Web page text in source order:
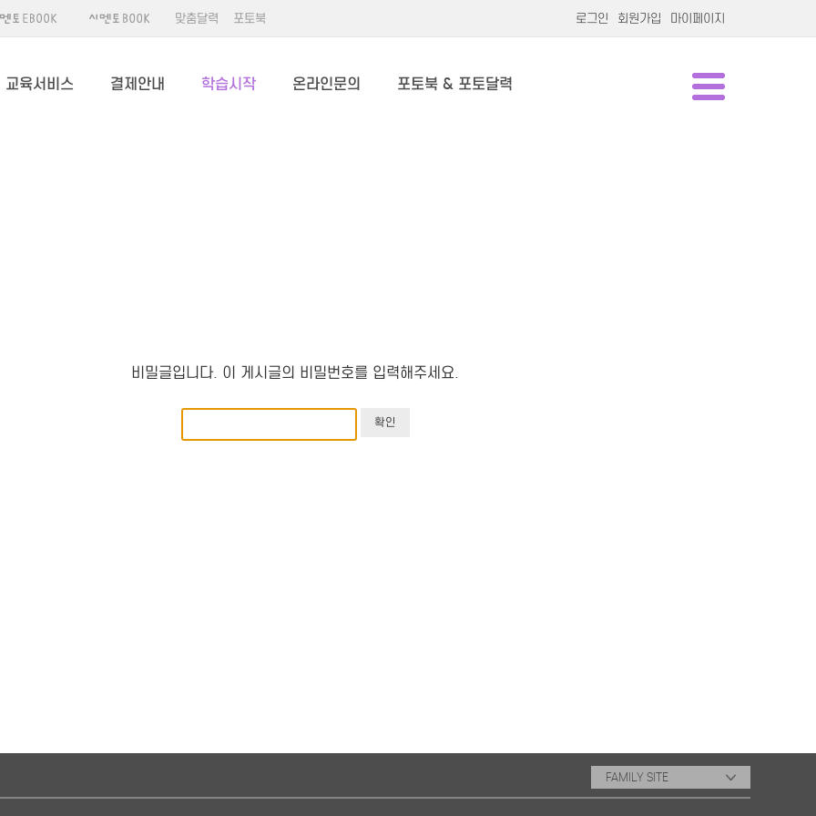
맞춤달력 포토북 로그인 회원가입 마이페이지
교육서비스 결제안내 학습시작 온라인문의 포토북 & 포토달력
비밀글입니다. 이 게시글의 비밀번호를 입력해주세요.
FAMILY SITE